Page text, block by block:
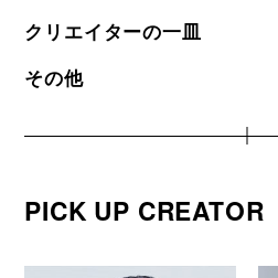
クリエイターの一皿
その他
PICK UP CREATOR